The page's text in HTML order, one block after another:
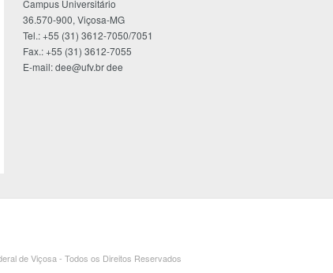
Campus Universitário
36.570-900, Viçosa-MG
Tel.: +55 (31) 3612-7050/7051
Fax.: +55 (31) 3612-7055
E-mail: dee@ufv.br dee
de Viçosa - Todos os Direitos Reservados